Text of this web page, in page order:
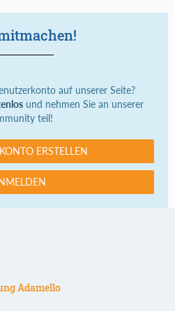
auf unserer Seite?
und nehmen Sie an unserer
teil!
ERSTELLEN
Adamello